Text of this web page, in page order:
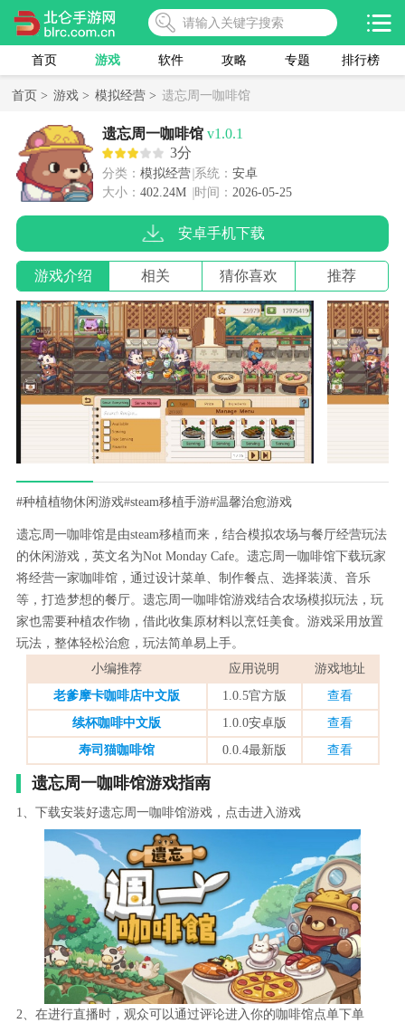
首页 游戏 软件 攻略 专题 排行榜
首页 > 游戏 > 模拟经营 > 遗忘周一咖啡馆
遗忘周一咖啡馆 v1.0.1
3分
分类： 模拟经营 系统： 安卓
大小： 402.24M 时间： 2026-05-25
安卓手机下载
游戏介绍 相关 猜你喜欢 推荐
#种植植物休闲游戏#steam移植手游#温馨治愈游戏
遗忘周一咖啡馆是由steam移植而来，结合模拟农场与餐厅经营玩法
的休闲游戏，英文名为Not Monday Cafe。遗忘周一咖啡馆下载玩家
将经营一家咖啡馆，通过设计菜单、制作餐点、选择装潢、音乐
等，打造梦想的餐厅。遗忘周一咖啡馆游戏结合农场模拟玩法，玩
家也需要种植农作物，借此收集原材料以烹饪美食。游戏采用放置
玩法，整体轻松治愈，玩法简单易上手。
小编推荐
应用说明
游戏地址
老爹摩卡咖啡店中文版
1.0.5官方版
查看
续杯咖啡中文版
1.0.0安卓版
查看
寿司猫咖啡馆
0.0.4最新版 查看
遗忘周一咖啡馆游戏指南
1、下载安装好遗忘周一咖啡馆游戏，点击进入游戏
2、在进行直播时，观众可以通过评论进入你的咖啡馆点单下单